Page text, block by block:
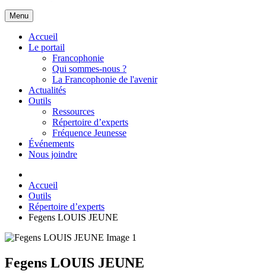
Menu
Accueil
Le portail
Francophonie
Qui sommes-nous ?
La Francophonie de l'avenir
Actualités
Outils
Ressources
Répertoire d’experts
Fréquence Jeunesse
Événements
Nous joindre
Accueil
Outils
Répertoire d’experts
Fegens LOUIS JEUNE
Fegens LOUIS JEUNE